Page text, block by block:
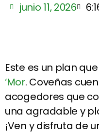
junio 11, 2026
Este es un plan
‘Mor. Coveñas
acogedores que
una agradable y
¡Ven y disfruta de